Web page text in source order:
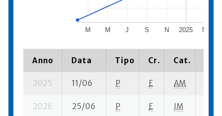
2025
M M J S N M
Anno Data Tipo Cr. Cat.
2025 11/06 P E AM
2026 25/06 P E JM